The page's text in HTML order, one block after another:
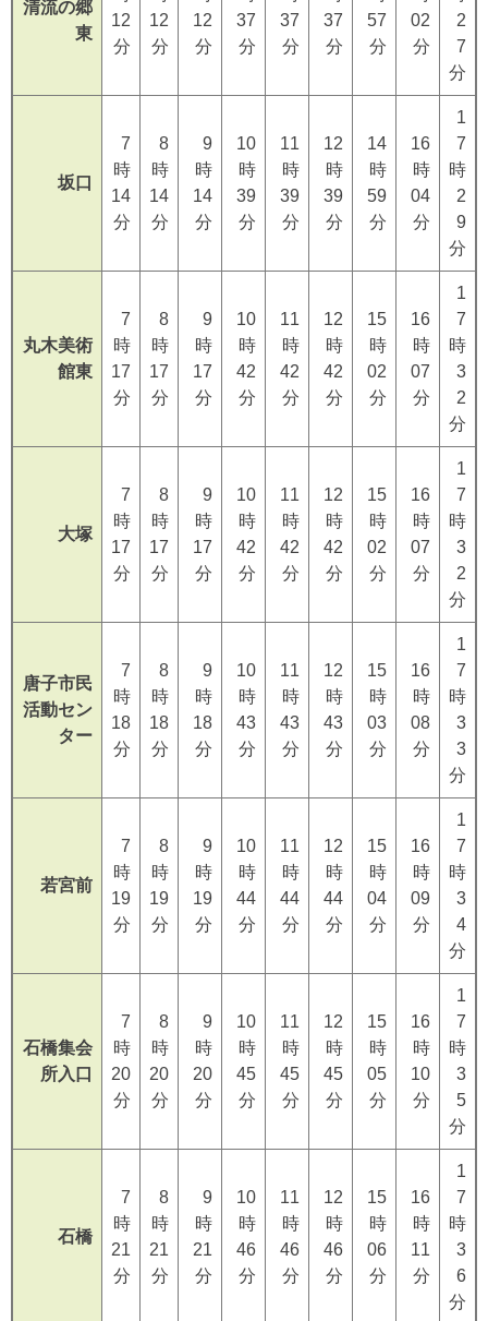
清流の郷
東
12
分
12
分
12
分
37
分
37
分
37
分
57
分
02
分
2
7
分
坂口
7
時
14
分
8
時
14
分
9
時
14
分
10
時
39
分
11
時
39
分
12
時
39
分
14
時
59
分
16
時
04
分
1
7
時
2
9
分
丸木美術
館東
7
時
17
分
8
時
17
分
9
時
17
分
10
時
42
分
11
時
42
分
12
時
42
分
15
時
02
分
16
時
07
分
1
7
時
3
2
分
大塚
7
時
17
分
8
時
17
分
9
時
17
分
10
時
42
分
11
時
42
分
12
時
42
分
15
時
02
分
16
時
07
分
1
7
時
3
2
分
唐子市民
活動セン
ター
7
時
18
分
8
時
18
分
9
時
18
分
10
時
43
分
11
時
43
分
12
時
43
分
15
時
03
分
16
時
08
分
1
7
時
3
3
分
若宮前
7
時
19
分
8
時
19
分
9
時
19
分
10
時
44
分
11
時
44
分
12
時
44
分
15
時
04
分
16
時
09
分
1
7
時
3
4
分
石橋集会
所入口
7
時
20
分
8
時
20
分
9
時
20
分
10
時
45
分
11
時
45
分
12
時
45
分
15
時
05
分
16
時
10
分
1
7
時
3
5
分
石橋
7
時
21
分
8
時
21
分
9
時
21
分
10
時
46
分
11
時
46
分
12
時
46
分
15
時
06
分
16
時
11
分
1
7
時
3
6
分